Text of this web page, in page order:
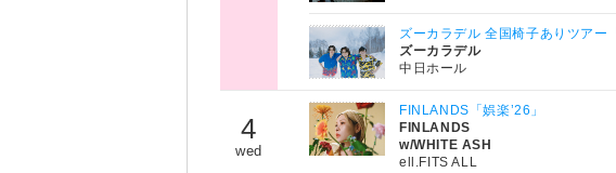
ズーカラデル 全国椅子ありツアー
ズーカラデル
中日ホール
4
wed
FINLANDS「娯楽’26」
FINLANDS
w/WHITE ASH
ell.FITS ALL